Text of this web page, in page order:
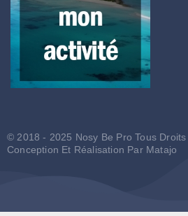
© 2018 - 2025 Nosy Be Pro Tous Droits
Conception Et Réalisation Par Matajo